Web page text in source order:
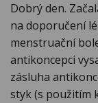
Dobrý den.
na doporučení
menstruační
antikoncepci
zásluha
styk (s použitím